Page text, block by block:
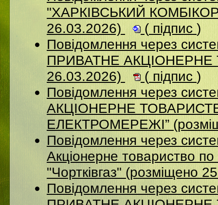
"ХАРКІВСЬКИЙ
26.03.2026)
( підпис )
Повідомлення через
ПРИВАТНЕ АКЦІОНЕРНЕ
26.03.2026)
( підпис )
Повідомлення через
АКЦІОНЕРНЕ
ЕЛЕКТРОМЕРЕЖІ”
Повідомлення через
Акціонерне товариство по
"Чортківгаз" (розміщено
Повідомлення через